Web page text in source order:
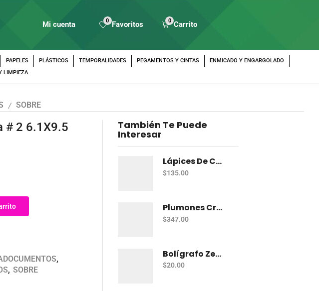
Mi cuenta 0 Favoritos 0 Carrito
PAPELES PLÁSTICOS TEMPORALIDADES PEGAMENTOS Y CINTAS
ENMICADO Y ENGARGOLADO
LIMPIEZA
/ SOBRE
# 2 6.1X9.5
,
, SOBRE
También Te Puede
Interesar
Lápices De Colores Prismacolor Junior Con 12 Dual
$135.00
Plumones Crayola Súper Tips Con 50
$347.00
Bolígrafo Zebra J-Roller Le Gel 0.7 Mm Azul
$20.00